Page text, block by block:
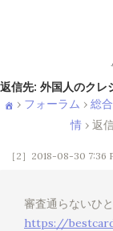
返信先: 外国人のクレ
› フォーラム › 総
情 › 返
［2］2018-08-30 7:36
審査通らないひ
https://